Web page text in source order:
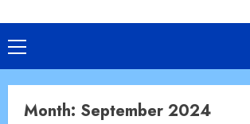
Primary
Menu
Month: September 2024